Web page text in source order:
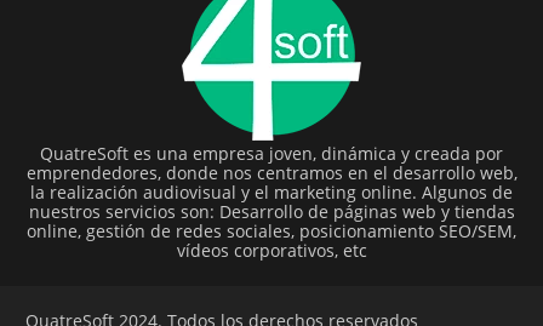
QuatreSoft es una empresa joven, dinámica y creada por
emprendedores, donde nos centramos en el desarrollo web,
la realización audiovisual y el marketing online. Algunos de
nuestros servicios son: Desarrollo de páginas web y tiendas
online, gestión de redes sociales, posicionamiento SEO/SEM,
vídeos corporativos, etc
QuatreSoft 2024. Todos los derechos reservados